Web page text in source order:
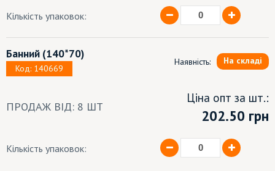
Кількість упаковок:
Банний (140*70)
Код: 140669
Наявність: На складі
ПРОДАЖ ВІД: 8 ШТ
Ціна опт за шт.:
202.50 грн
Кількість упаковок: